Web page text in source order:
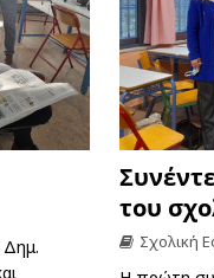
Δημ.
του
Σχολική